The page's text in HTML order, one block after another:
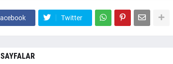
Twitter